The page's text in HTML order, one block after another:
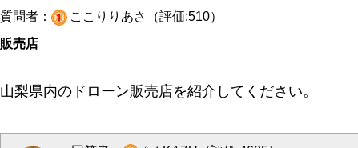
質問者：
ここりりあさ（評価:510）
販売店
山梨県内のドローン販売店を紹介してください。